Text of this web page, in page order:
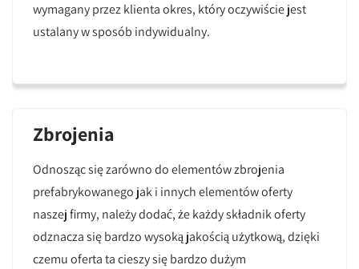
wymagany przez klienta okres, który oczywiście jest
ustalany w sposób indywidualny.
Zbrojenia
Odnosząc się zarówno do elementów zbrojenia
prefabrykowanego jak i innych elementów oferty
naszej firmy, należy dodać, że każdy składnik oferty
odznacza się bardzo wysoką jakością użytkową, dzięki
czemu oferta ta cieszy się bardzo dużym